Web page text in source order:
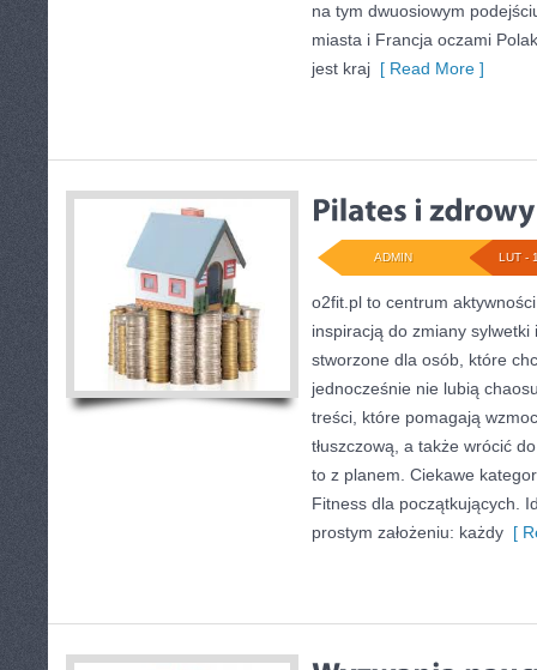
na tym dwuosiowym
miasta i Francja oczami
jest kraj [ Read More ]
LUT -
ADMIN
o2fit.pl to centrum
inspiracją do zmiany sylwetki
stworzone dla osób, które
jednocześnie nie lubią
treści, które pomagają
tłuszczową, a także wrócić
to z planem. Ciekawe
Fitness dla początkujących.
prostym założeniu: każdy [